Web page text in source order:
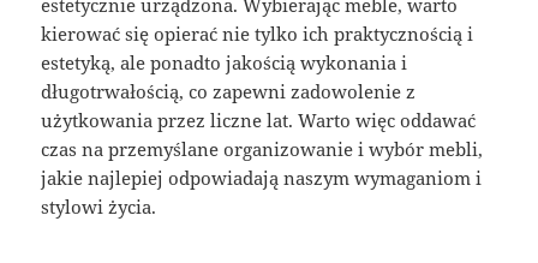
kierować się opierać nie tylko ich praktycznością i
estetyką, ale ponadto jakością wykonania i
długotrwałością, co zapewni zadowolenie z
użytkowania przez liczne lat. Warto więc oddawać
czas na przemyślane organizowanie i wybór mebli,
jakie najlepiej odpowiadają naszym wymaganiom i
stylowi życia.